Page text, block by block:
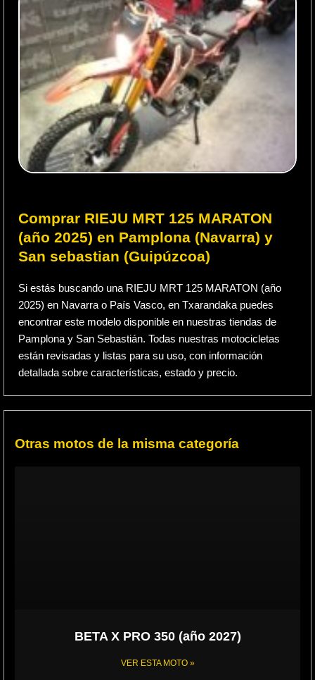
Comprar RIEJU MRT 125 MARATON
(año 2025) en Pamplona (Navarra) y
San sebastian (Guipúzcoa)
Si estás buscando una RIEJU MRT 125 MARATON (año
2025) en Navarra o País Vasco, en Txarandaka puedes
encontrar este modelo disponible en nuestras tiendas de
Pamplona y San Sebastián. Todas nuestras motocicletas
están revisadas y listas para su uso, con información
detallada sobre características, estado y precio.
Otras motos de la misma categoría
BETA X PRO 350 (año 2027)
VER ESTA MOTO »